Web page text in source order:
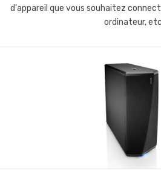
d'appareil que vous souhaitez
ordinateur,